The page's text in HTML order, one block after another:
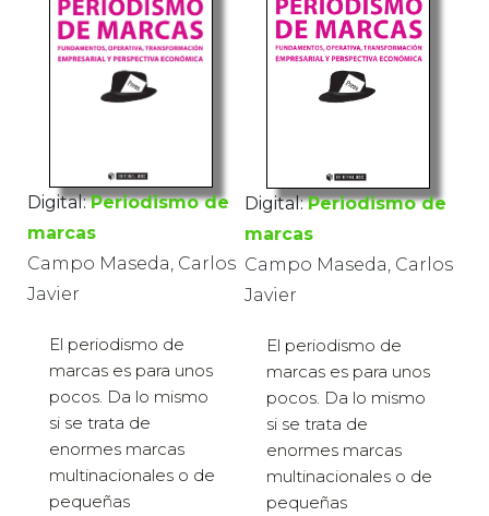
Digital: Periodismo de
marcas
Campo Maseda, Carlos
Javier
El periodismo de
marcas es para unos
pocos. Da lo mismo
si se trata de
enormes marcas
multinacionales o de
pequeñas
Digital: Periodismo de
marcas
Campo Maseda, Carlos
Javier
El periodismo de
marcas es para unos
pocos. Da lo mismo
si se trata de
enormes marcas
multinacionales o de
pequeñas